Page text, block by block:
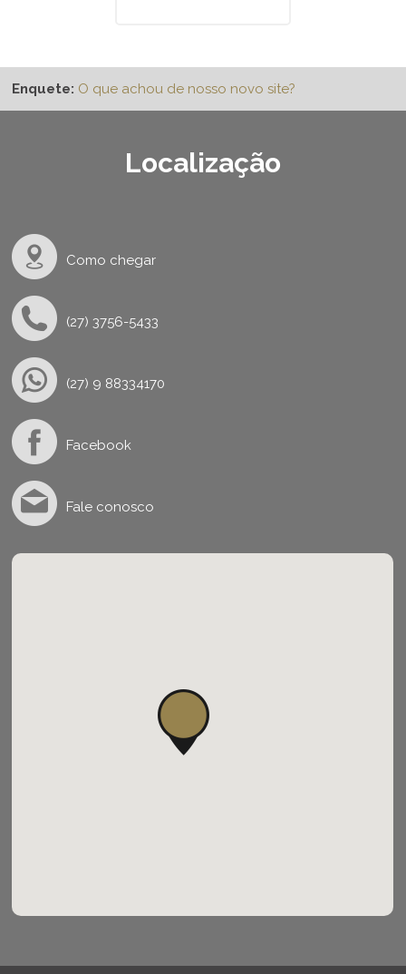
Enquete: O que achou de nosso novo site?
Localização
Como chegar
(27) 3756-5433
(27) 9 88334170
Facebook
Fale conosco